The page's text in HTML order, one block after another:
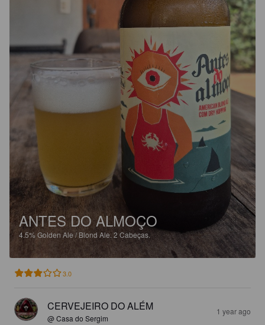
ANTES DO ALMOÇO
4.5%Golden Ale / Blond Ale. 2 Cabeças.
3.0
CERVEJEIRO DO ALÉM
@ Casa do Sergim
1 year ago